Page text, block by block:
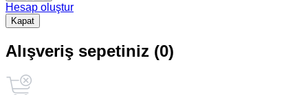
Hesap oluştur
Kapat
Alışveriş sepetiniz (0)